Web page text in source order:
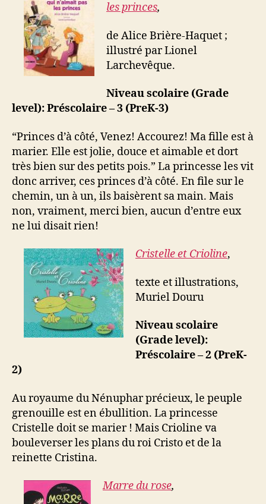
les princes,
de Alice Brière-Haquet ;
illustré par Lionel
Larchevêque.
Niveau scolaire (Grade
level): Préscolaire – 3 (PreK-3)
“Princes d’à côté, Venez! Accourez! Ma fille est à
marier. Elle est jolie, douce et aimable et dort
très bien sur des petits pois.” La princesse les vit
donc arriver, ces princes d’à côté. En file sur le
chemin, un à un, ils baisèrent sa main. Mais
non, vraiment, merci bien, aucun d’entre eux
ne lui disait rien!
Cristelle et Crioline,
texte et illustrations,
Muriel Douru
Niveau scolaire
(Grade level):
Préscolaire – 2 (PreK-
2)
Au royaume du Nénuphar précieux, le peuple
grenouille est en ébullition. La princesse
Cristelle doit se marier ! Mais Crioline va
bouleverser les plans du roi Cristo et de la
reinette Cristina.
Marre du rose,